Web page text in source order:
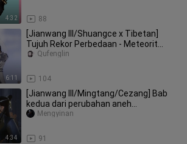
4:32 88
6:11
[Jianwang III/Shuangce x Tibetan]
Tujuh Rekor Perbedaan - Meteorit
Tianwai, turun, hahaha, anjing su
104
Qufenglin
4:34
[Jianwang III/Mingtang/Cezang] Bab
kedua dari perubahan aneh
menyelinap ke Lianchengzhai 4 (dalam
91
Mengyinan